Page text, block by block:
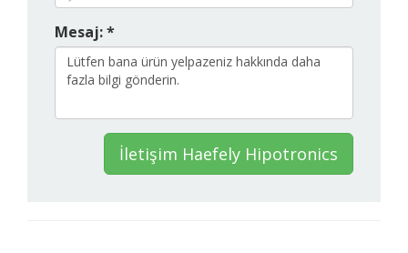
Mesaj: *
İletişim Haefely Hipotronics